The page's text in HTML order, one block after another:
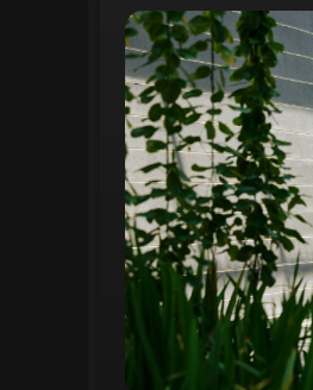
O módulo de Gestão de
Regente aplica tecnologias
geoprocessamento
monitorar espaços verdes,
localização, tipo de
de conservação. Ele
manutenção e garante que
sejam realizadas de
programada. Relatórios
a avaliar ações realizadas,
sustentabilidade e o uso
espaço